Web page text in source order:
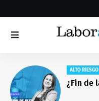
ALTO RIESGO
¿Fin de